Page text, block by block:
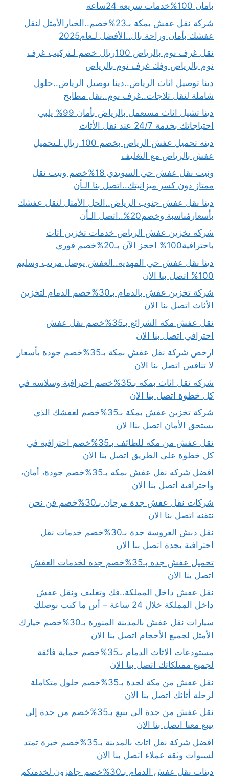
بامان 100%خدمات سريعة 24ساعة
شركة نقل عفش بمكة بـ23%خصم..الخيارالأمثل لنقل
عفشك بأمان وراحة بال..الأفضل لـعام2025
نقل غرف نوم بالرياض 100ريال خصم لـتركيب غرف
نوم بالرياض وفك غرف نوم بالرياض
دينا توصيل اثاث الرياض..دينا توصيل الرياض..حلول
شاملة لنقل ثلاجات..غرف نوم..نقل مطابخ
دينا تشيل اثاث مستعمل بالرياض بأمان 99% يلبي
احتياجاتك بخدمة 24/7 عند نقل الأثاث
دينه تحميل عفش الرياض بخصم 100 ريال لـتحميل
عفش بالرياض مع التغليف
ونيت نقل عفش حي السويدي 18%خصم ونيت نقل
ممتاز دون كسر ميزانيتك..اتصل بنا الـأن
دينا نقل عفش جنوب الرياض..الحل الأمثل لنقل عفشك
بأسعارمُناسبة وخصم20%..اتصل الـأن
شركة تخزين عفش الرياض خدمات تخزين اثاث
باحترافية100% احجز الآن بـ20%خصم فوري
دينا نقل عفش حي المهدية..العفش يوصل مرتب وسليم
100% اتصل بنا الان
شركة تخزين عفش بالدمام بـ30%خصم الدمام لتخزين
الأثاث اتصل بنا الان
نقل عفش مكة الشرائع بـ35%خصم نقل عفش
احترافي اتصل بنا الان
ارخص شركة نقل عفش بمكة بـ35%خصم جودة بأسعار
لا تنافس اتصل بنا الان
شركة نقل اثاث بمكة بـ35%خصم احترافية وسلاسة في
كل خطوة اتصل بنا الان
شركة تخزين عفش بمكة بـ35%خصم لعفشك الذي
يستحق الأمان اتصل بناا لان
نقل عفش من مكة للطائف بـ35%خصم احترافية في
كل خطوة على الطريق اتصل بنا الان
افضل شركه نقل عفش بمكه بـ35%خصم جودة، أمان،
واحترافية اتصل بنا الان
شركات نقل عفش جدة مرجان بـ30%خصم فن نحن
نتقنه اتصل بنا الان
نقل دبش العروسة جدة بـ30%خصم خدمات نقل
احترافية بجدة اتصل بنا الان
تحميل عفش جده بـ35%خصم جده لخدمات العفش
اتصل بنا الان
نقل عفش داخل المملكة..فك وتغليف ونقل عفش
داخل المملكة خلال 24 ساعة – أين ما كنت نوصلك
سيارات نقل عفش بالمدينة المنورة بـ30%خصم خيارك
الأمثل لجميع الأحجام اتصل بنا الان
مستودعات الاثاث الدمام بـ35%خصم حماية فائقة
لجميع ممتلكاتك اتصل بنا الان
نقل عفش من مكة لجدة بـ35%خصم حلول متكاملة
لرحلة أثاثك اتصل بنا الان
نقل عفش من جدة الى ينبع بـ35%خصم من جدة إلى
ينبع معنا اتصل بنا الان
افضل شركة نقل اثاث بالمدينة بـ35%خصم خبرة تمتد
لسنوات وثقة عملاء اتصل بنا الان
دينات نقل عفش الدمام بـ30%خصم جاهزون لخدمتكم